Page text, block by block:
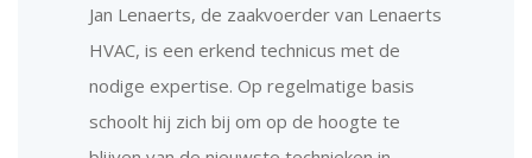
Jan Lenaerts, de zaakvoerder van Lenaerts
HVAC, is een erkend technicus met de
nodige expertise. Op regelmatige basis
schoolt hij zich bij om op de hoogte te